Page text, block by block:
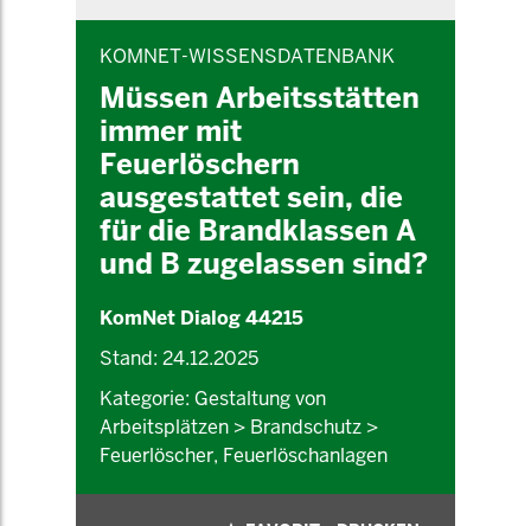
KOMNET-WISSENSDATENBANK
Müssen Arbeitsstätten
immer mit
Feuerlöschern
ausgestattet sein, die
für die Brandklassen A
und B zugelassen sind?
KomNet Dialog 44215
Stand: 24.12.2025
Kategorie: Gestaltung von
Arbeitsplätzen > Brandschutz >
Feuerlöscher, Feuerlöschanlagen